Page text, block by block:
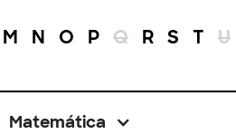
M N O P Q R S T U
Matemática